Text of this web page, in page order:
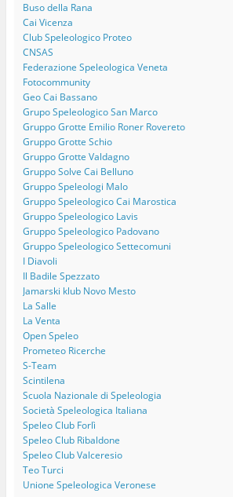
Buso della Rana
Cai Vicenza
Club Speleologico Proteo
CNSAS
Federazione Speleologica Veneta
Fotocommunity
Geo Cai Bassano
Grupo Speleologico San Marco
Gruppo Grotte Emilio Roner Rovereto
Gruppo Grotte Schio
Gruppo Grotte Valdagno
Gruppo Solve Cai Belluno
Gruppo Speleologi Malo
Gruppo Speleologico Cai Marostica
Gruppo Speleologico Lavis
Gruppo Speleologico Padovano
Gruppo Speleologico Settecomuni
I Diavoli
Il Badile Spezzato
Jamarski klub Novo Mesto
La Salle
La Venta
Open Speleo
Prometeo Ricerche
S-Team
Scintilena
Scuola Nazionale di Speleologia
Società Speleologica Italiana
Speleo Club Forlì
Speleo Club Ribaldone
Speleo Club Valceresio
Teo Turci
Unione Speleologica Veronese